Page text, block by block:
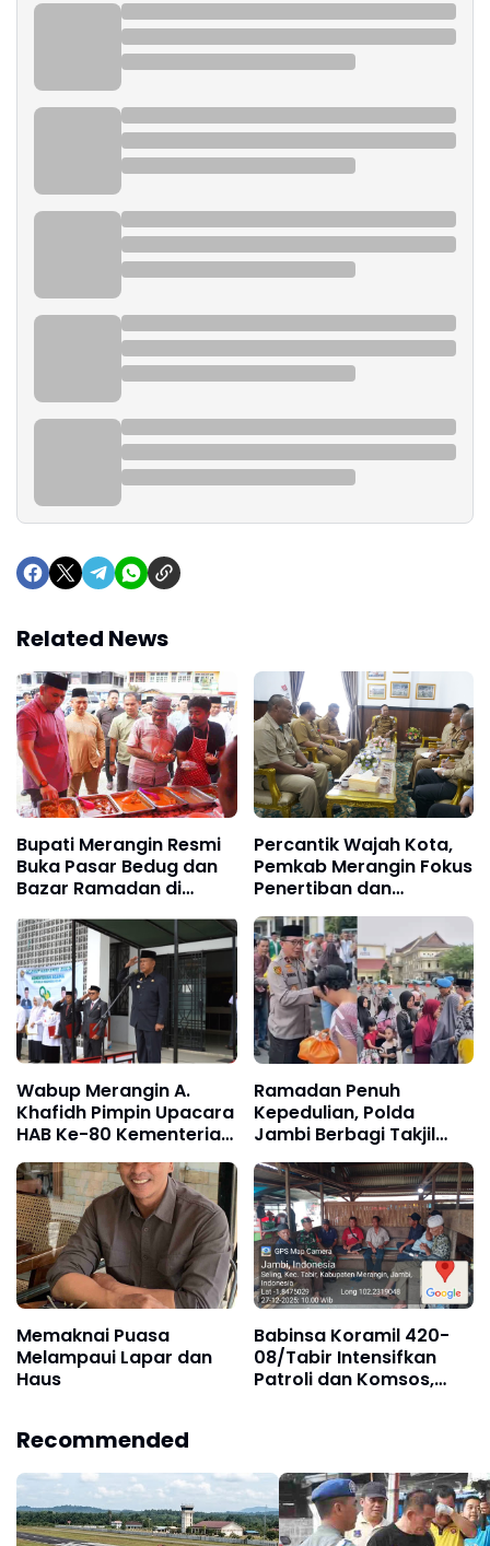
Related News
Bupati Merangin Resmi
Buka Pasar Bedug dan
Bazar Ramadan di
Percantik Wajah Kota,
Pemkab Merangin Fokus
Penertiban dan
Penataan Pasar
Wabup Merangin A.
Khafidh Pimpin Upacara
HAB Ke-80 Kementerian
Ramadan Penuh
Kepedulian, Polda
Jambi Berbagi Takjil
Masyarakat
Memaknai Puasa
Melampaui Lapar dan
Haus
Babinsa Koramil 420-
08/Tabir Intensifkan
Patroli dan Komsos,
Recommended